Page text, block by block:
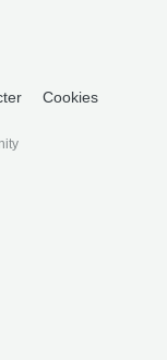
Cookies